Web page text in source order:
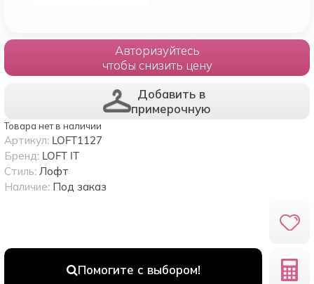
Авторизуйтесь
чтобы снизить цену
Добавить в
примерочную
Товара нет в наличии
Помогите с выбором!
Артикул: LOFT1127
Бренд: LOFT IT
Стиль: Лофт
Наличие: Под заказ